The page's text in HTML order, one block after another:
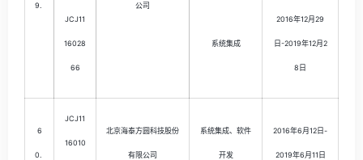
9. 公司
JCJ11
16028
66
系统集成
2016年12月29
日-2019年12月2
8日
6
0.
JCJ11
16010
北京海泰方圆科技股份
有限公司
系统集成、软件
开发
2016年6月12日-
2019年6月11日